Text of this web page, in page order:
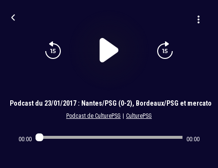
Podcast du 23/01/2017 : Nantes/PSG (0-2), Bordeaux/PSG et mercato
Podcast de CulturePSG CulturePSG
00:00 00:00